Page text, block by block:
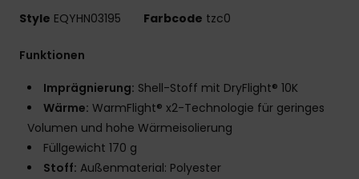
Style EQYHN03195 Farbcode tzc0
Funktionen
Imprägnierung: Shell-Stoff mit DryFlight® 10K
Wärme: WarmFlight® x2-Technologie für geringes
Volumen und hohe Wärmeisolierung
Füllgewicht 170 g
Stoff: Außenmaterial: Polyester